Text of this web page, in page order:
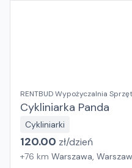
RENTBUD Wypożyczalnia
Elektronarzędzi
Cykliniarka Panda
Cykliniarki
120.00 zł/dzień
+76 km Warszawa,